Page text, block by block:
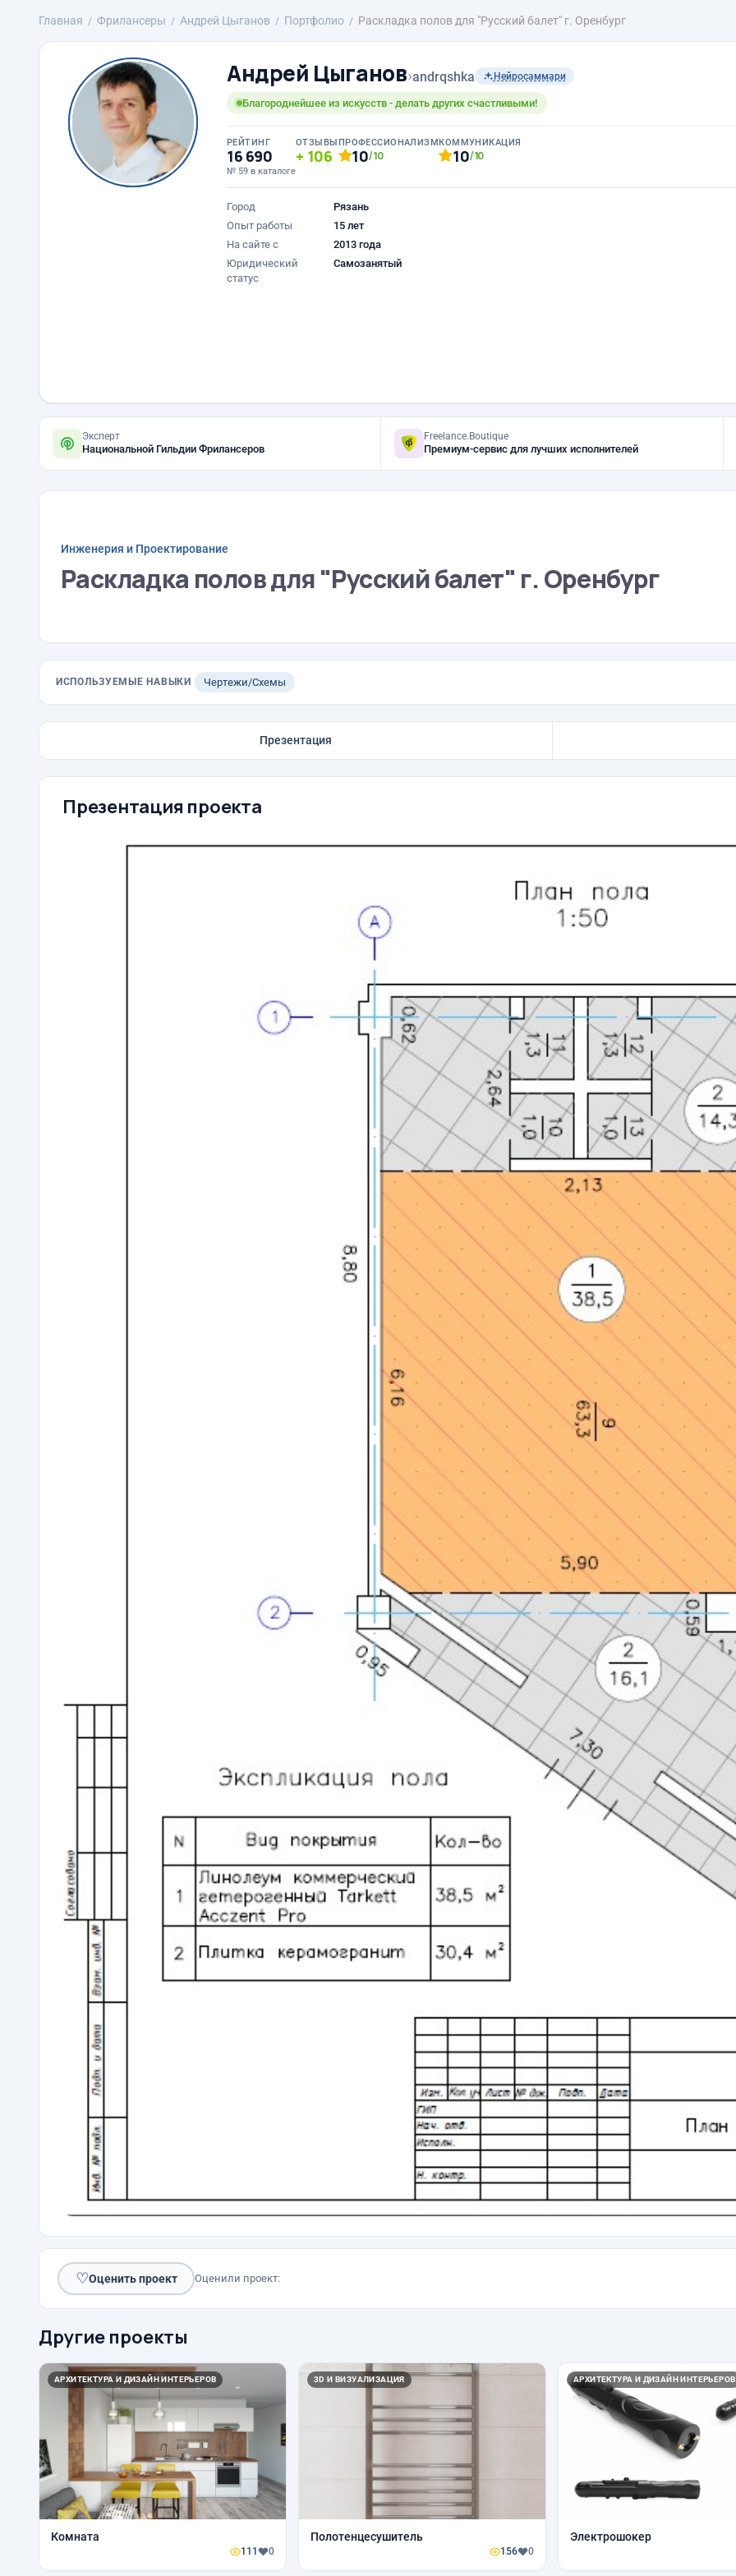
Главная Фрилансеры Андрей Цыганов Портфолио Раскладка полов для "Русский балет" г. Оренбург
Андрей Цыганов›andrqshka Нейросаммари
Благороднейшее из искусств - делать других счастливыми!
РЕЙТИНГ
16 690
№ 59 в каталоге
ОТЗЫВЫ
106
ПРОФЕССИОНАЛИЗМ
10/10
КОММУНИКАЦИЯ
10/10
Город
Рязань
Опыт работы
15 лет
На сайте с
2013 года
Юридический
статус
Самозанятый
Эксперт
Национальной Гильдии Фрилансеров
Freelance.Boutique
Премиум-сервис для лучших исполнителей
Инженерия и Проектирование
Раскладка полов для "Русский балет" г. Оренбург
ИСПОЛЬЗУЕМЫЕ НАВЫКИ Чертежи/Схемы
Презентация
Презентация проекта
♡Оценить проект Оценили проект:
Другие проекты
АРХИТЕКТУРА И ДИЗАЙН ИНТЕРЬЕРОВ
Комната
111 0
3D И ВИЗУАЛИЗАЦИЯ
Полотенцесушитель
156 0
АРХИТЕКТУРА И ДИЗАЙН ИНТЕРЬЕРОВ
Электрошокер